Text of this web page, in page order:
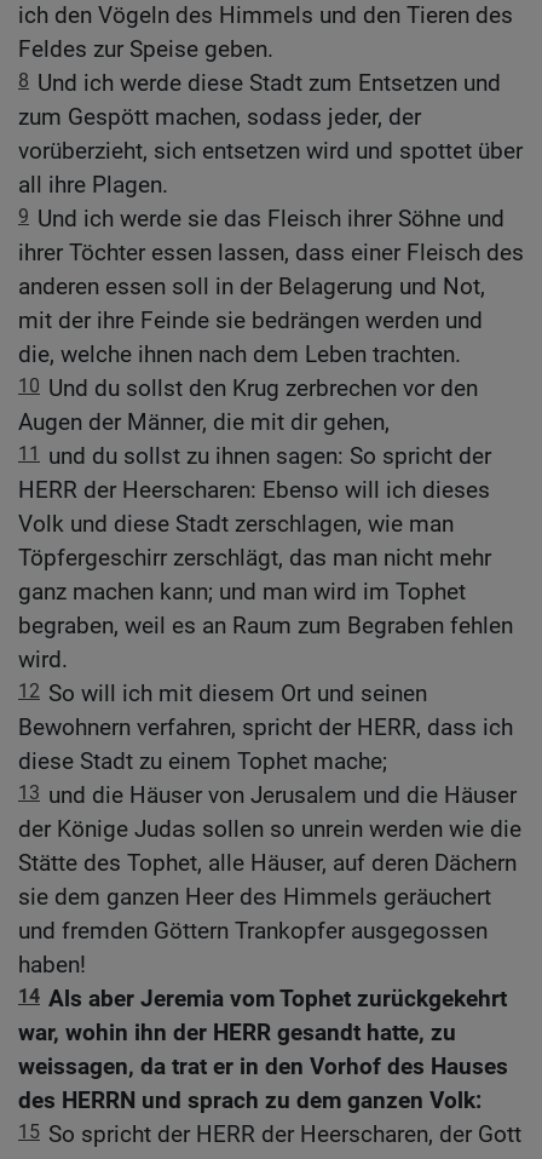
ich den Vögeln des Himmels und den Tieren des
Feldes zur Speise geben.
8 Und ich werde diese Stadt zum Entsetzen und
zum Gespött machen, sodass jeder, der
vorüberzieht, sich entsetzen wird und spottet über
all ihre Plagen.
9 Und ich werde sie das Fleisch ihrer Söhne und
ihrer Töchter essen lassen, dass einer Fleisch des
anderen essen soll in der Belagerung und Not,
mit der ihre Feinde sie bedrängen werden und
die, welche ihnen nach dem Leben trachten.
10 Und du sollst den Krug zerbrechen vor den
Augen der Männer, die mit dir gehen,
11
und du sollst zu ihnen sagen: So spricht der
HERR der Heerscharen: Ebenso will ich dieses
Volk und diese Stadt zerschlagen, wie man
Töpfergeschirr zerschlägt, das man nicht mehr
ganz machen kann; und man wird im Tophet
begraben, weil es an Raum zum Begraben fehlen
wird.
12 So will ich mit diesem Ort und seinen
Bewohnern verfahren, spricht der HERR, dass ich
diese Stadt zu einem Tophet mache;
13 und die Häuser von Jerusalem und die Häuser
der Könige Judas sollen so unrein werden wie die
Stätte des Tophet, alle Häuser, auf deren Dächern
sie dem ganzen Heer des Himmels geräuchert
und fremden Göttern Trankopfer ausgegossen
haben!
14 Als aber Jeremia vom Tophet zurückgekehrt
war, wohin ihn der HERR gesandt hatte, zu
weissagen, da trat er in den Vorhof des Hauses
des HERRN und sprach zu dem ganzen Volk:
15 So spricht der HERR der Heerscharen, der Gott